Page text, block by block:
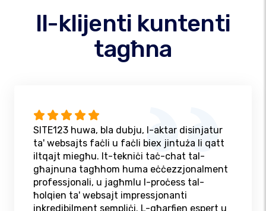
Il-klijenti kuntenti
tagħna
SITE123 huwa, bla dubju, l-aktar disinjatur
ta' websajts faċli u faċli biex jintuża li qatt
iltqajt miegħu. It-tekniċi taċ-chat tal-
għajnuna tagħhom huma eċċezzjonalment
professjonali, u jagħmlu l-proċess tal-
ħolqien ta' websajt impressjonanti
inkredibilment sempliċi. L-għarfien espert u